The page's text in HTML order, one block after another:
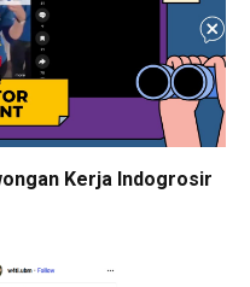
Kerja Indogrosir